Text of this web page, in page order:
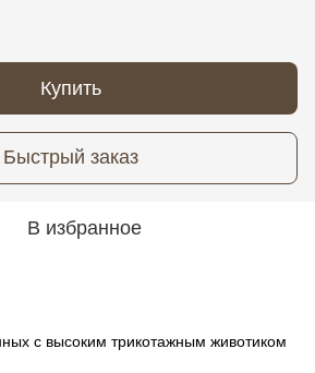
Купить
Быстрый заказ
В избранное
с высоким трикотажным животиком